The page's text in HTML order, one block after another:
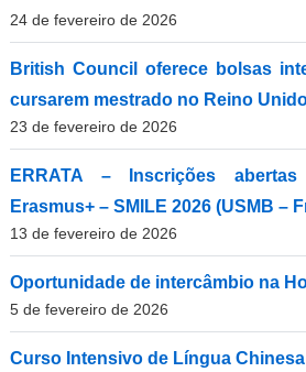
24 de fevereiro de 2026
British Council oferece bolsas
cursarem mestrado no Reino
23 de fevereiro de 2026
ERRATA – Inscrições
Erasmus+ – SMILE 2026 (USMB –
13 de fevereiro de 2026
Oportunidade de intercâmbio na
5 de fevereiro de 2026
Curso Intensivo de Língua Chinesa